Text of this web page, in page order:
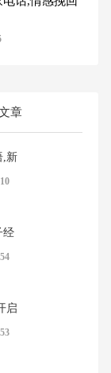
章
,新
经
启